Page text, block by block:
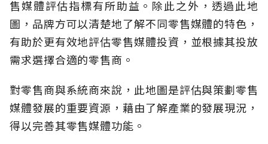
售媒體評估指標有所助益。除此之外，透過此地
圖，品牌方可以清楚地了解不同零售媒體的特色，
有助於更有效地評估零售媒體投資，並根據其投放
需求選擇合適的零售商。
對零售商與系統商來說，此地圖是評估與策劃零售
媒體發展的重要資源，藉由了解產業的發展現況，
得以完善其零售媒體功能。